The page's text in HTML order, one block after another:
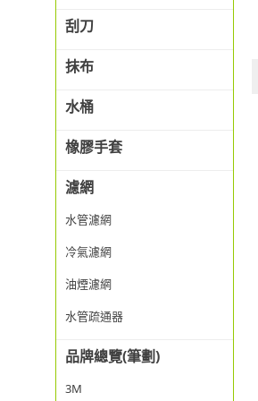
刮刀
抹布
水桶
橡膠手套
濾網
水管濾網
冷氣濾網
油煙濾網
水管疏通器
品牌總覽(筆劃)
3M